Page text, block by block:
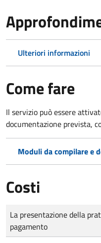
Ulteriori informazioni
Come fare
Il servizio può essere
documentazione prevista,
Moduli da compilare e
Costi
Tipo di pagamento
Importo
La presentazione della
pagamento